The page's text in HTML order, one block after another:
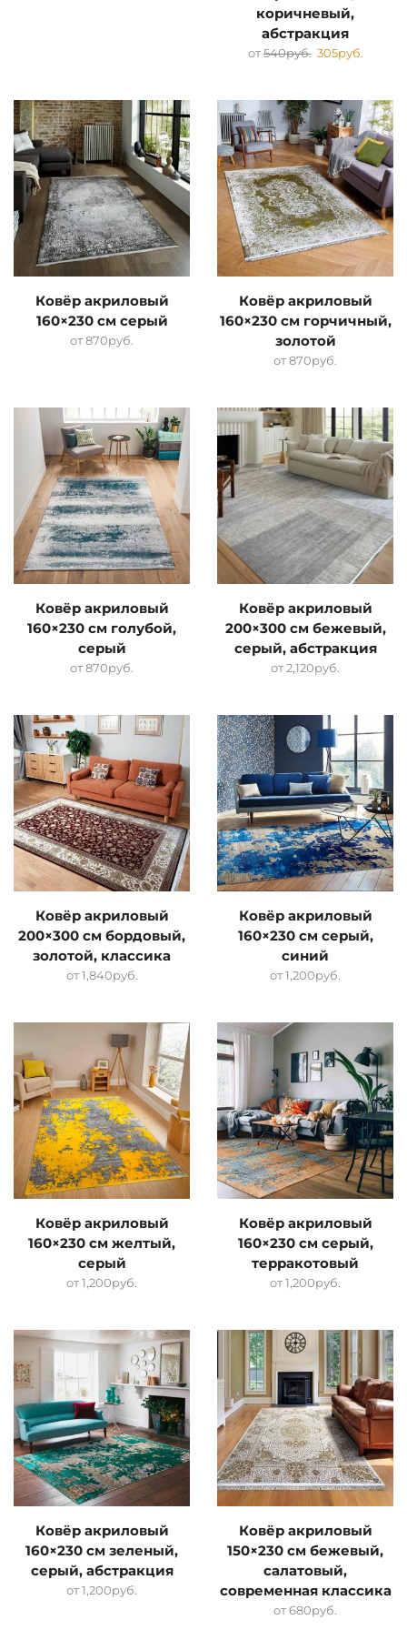
коричневый,
абстракция
от540руб. 305руб.
Ковёр акриловый
160×230 см серый
от870руб.
Ковёр акриловый
160×230 см горчичный,
золотой
от870руб.
Ковёр акриловый
160×230 см голубой,
серый
от870руб.
Ковёр акриловый
200×300 см бежевый,
серый, абстракция
от2,120руб.
Ковёр акриловый
200×300 см бордовый,
золотой, классика
от1,840руб.
Ковёр акриловый
160×230 см серый,
синий
от1,200руб.
Ковёр акриловый
160×230 см желтый,
серый
от1,200руб.
Ковёр акриловый
160×230 см серый,
терракотовый
от1,200руб.
Ковёр акриловый
160×230 см зеленый,
серый, абстракция
от1,200руб.
Ковёр акриловый
150×230 см бежевый,
салатовый,
современная классика
от680руб.